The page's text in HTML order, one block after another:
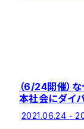
（6/24開催）
本社会にダイ
ィが必要なの
ェンダーの視
2021.06.24 -